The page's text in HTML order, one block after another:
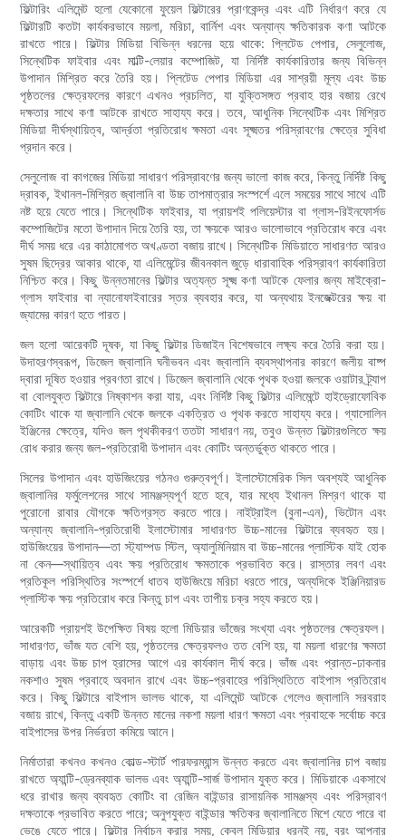
ফিল্টারিং এলিমেন্ট হলো যেকোনো ফুয়েল ফিল্টারের প্রাণকেন্দ্র এবং এটি নির্ধারণ করে যে
ফিল্টারটি কতটা কার্যকরভাবে ময়লা, মরিচা, বার্নিশ এবং অন্যান্য ক্ষতিকারক কণা আটকে
রাখতে পারে। ফিল্টার মিডিয়া বিভিন্ন ধরনের হয়ে থাকে: প্লিটেড পেপার, সেলুলোজ,
সিন্থেটিক ফাইবার এবং মাল্টি-লেয়ার কম্পোজিট, যা নির্দিষ্ট কার্যকারিতার জন্য বিভিন্ন
উপাদান মিশ্রিত করে তৈরি হয়। প্লিটেড পেপার মিডিয়া এর সাশ্রয়ী মূল্য এবং উচ্চ
পৃষ্ঠতলের ক্ষেত্রফলের কারণে এখনও প্রচলিত, যা যুক্তিসঙ্গত প্রবাহ হার বজায় রেখে
দক্ষতার সাথে কণা আটকে রাখতে সাহায্য করে। তবে, আধুনিক সিন্থেটিক এবং মিশ্রিত
মিডিয়া দীর্ঘস্থায়িত্ব, আর্দ্রতা প্রতিরোধ ক্ষমতা এবং সূক্ষ্মতর পরিস্রাবণের ক্ষেত্রে সুবিধা
প্রদান করে।
সেলুলোজ বা কাগজের মিডিয়া সাধারণ পরিস্রাবণের জন্য ভালো কাজ করে, কিন্তু নির্দিষ্ট কিছু
দ্রাবক, ইথানল-মিশ্রিত জ্বালানি বা উচ্চ তাপমাত্রার সংস্পর্শে এলে সময়ের সাথে সাথে এটি
নষ্ট হয়ে যেতে পারে। সিন্থেটিক ফাইবার, যা প্রায়শই পলিয়েস্টার বা গ্লাস-রিইনফোর্সড
কম্পোজিটের মতো উপাদান দিয়ে তৈরি হয়, তা ক্ষয়কে আরও ভালোভাবে প্রতিরোধ করে এবং
দীর্ঘ সময় ধরে এর কাঠামোগত অখণ্ডতা বজায় রাখে। সিন্থেটিক মিডিয়াতে সাধারণত আরও
সুষম ছিদ্রের আকার থাকে, যা এলিমেন্টের জীবনকাল জুড়ে ধারাবাহিক পরিস্রাবণ কার্যকারিতা
নিশ্চিত করে। কিছু উন্নতমানের ফিল্টার অত্যন্ত সূক্ষ্ম কণা আটকে ফেলার জন্য মাইক্রো-
গ্লাস ফাইবার বা ন্যানোফাইবারের স্তর ব্যবহার করে, যা অন্যথায় ইনজেক্টরের ক্ষয় বা
জ্যামের কারণ হতে পারত।
জল হলো আরেকটি দূষক, যা কিছু ফিল্টার ডিজাইন বিশেষভাবে লক্ষ্য করে তৈরি করা হয়।
উদাহরণস্বরূপ, ডিজেল জ্বালানি ঘনীভবন এবং জ্বালানি ব্যবস্থাপনার কারণে জলীয় বাষ্প
দ্বারা দূষিত হওয়ার প্রবণতা রাখে। ডিজেল জ্বালানি থেকে পৃথক হওয়া জলকে ওয়াটার ট্র্যাপ
বা বোলযুক্ত ফিল্টারে নিষ্কাশন করা যায়, এবং নির্দিষ্ট কিছু ফিল্টার এলিমেন্টে হাইড্রোফোবিক
কোটিং থাকে যা জ্বালানি থেকে জলকে একত্রিত ও পৃথক করতে সাহায্য করে। গ্যাসোলিন
ইঞ্জিনের ক্ষেত্রে, যদিও জল পৃথকীকরণ ততটা সাধারণ নয়, তবুও উন্নত ফিল্টারগুলিতে ক্ষয়
রোধ করার জন্য জল-প্রতিরোধী উপাদান এবং কোটিং অন্তর্ভুক্ত থাকতে পারে।
সিলের উপাদান এবং হাউজিংয়ের গঠনও গুরুত্বপূর্ণ। ইলাস্টোমেরিক সিল অবশ্যই আধুনিক
জ্বালানির ফর্মুলেশনের সাথে সামঞ্জস্যপূর্ণ হতে হবে, যার মধ্যে ইথানল মিশ্রণ থাকে যা
পুরোনো রাবার যৌগকে ক্ষতিগ্রস্ত করতে পারে। নাইট্রাইল (বুনা-এন), ভিটোন এবং
অন্যান্য জ্বালানি-প্রতিরোধী ইলাস্টোমার সাধারণত উচ্চ-মানের ফিল্টারে ব্যবহৃত হয়।
হাউজিংয়ের উপাদান—তা স্ট্যাম্পড স্টিল, অ্যালুমিনিয়াম বা উচ্চ-মানের প্লাস্টিক যাই হোক
না কেন—স্থায়িত্ব এবং ক্ষয় প্রতিরোধ ক্ষমতাকে প্রভাবিত করে। রাস্তার লবণ এবং
প্রতিকূল পরিস্থিতির সংস্পর্শে ধাতব হাউজিংয়ে মরিচা ধরতে পারে, অন্যদিকে ইঞ্জিনিয়ারড
প্লাস্টিক ক্ষয় প্রতিরোধ করে কিন্তু চাপ এবং তাপীয় চক্র সহ্য করতে হয়।
আরেকটি প্রায়শই উপেক্ষিত বিষয় হলো মিডিয়ার ভাঁজের সংখ্যা এবং পৃষ্ঠতলের ক্ষেত্রফল।
সাধারণত, ভাঁজ যত বেশি হয়, পৃষ্ঠতলের ক্ষেত্রফলও তত বেশি হয়, যা ময়লা ধারণের ক্ষমতা
বাড়ায় এবং উচ্চ চাপ হ্রাসের আগে এর কার্যকাল দীর্ঘ করে। ভাঁজ এবং প্রান্ত-ঢাকনার
নকশাও সুষম প্রবাহে অবদান রাখে এবং উচ্চ-প্রবাহের পরিস্থিতিতে বাইপাস প্রতিরোধ
করে। কিছু ফিল্টারে বাইপাস ভালভ থাকে, যা এলিমেন্ট আটকে গেলেও জ্বালানি সরবরাহ
বজায় রাখে, কিন্তু একটি উন্নত মানের নকশা ময়লা ধারণ ক্ষমতা এবং প্রবাহকে সর্বোচ্চ করে
বাইপাসের উপর নির্ভরতা কমিয়ে আনে।
নির্মাতারা কখনও কখনও কোল্ড-স্টার্ট পারফরম্যান্স উন্নত করতে এবং জ্বালানির চাপ বজায়
রাখতে অ্যান্টি-ড্রেনব্যাক ভালভ এবং অ্যান্টি-সার্জ উপাদান যুক্ত করে। মিডিয়াকে একসাথে
ধরে রাখার জন্য ব্যবহৃত কোটিং বা রেজিন বাইন্ডার রাসায়নিক সামঞ্জস্য এবং পরিস্রাবণ
দক্ষতাকে প্রভাবিত করতে পারে; অনুপযুক্ত বাইন্ডার ক্ষতিকর জ্বালানিতে মিশে যেতে পারে বা
ভেঙে যেতে পারে। ফিল্টার নির্বাচন করার সময়, কেবল মিডিয়ার ধরনই নয়, বরং আপনার